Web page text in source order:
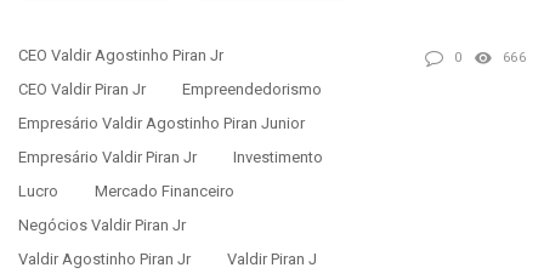
CEO Valdir Agostinho Piran Jr
CEO Valdir Piran Jr
Empreendedorismo
Empresário Valdir Agostinho Piran Junior
Empresário Valdir Piran Jr
Investimento
Lucro
Mercado Financeiro
Negócios Valdir Piran Jr
Valdir Agostinho Piran Jr
Valdir Piran J
0 666